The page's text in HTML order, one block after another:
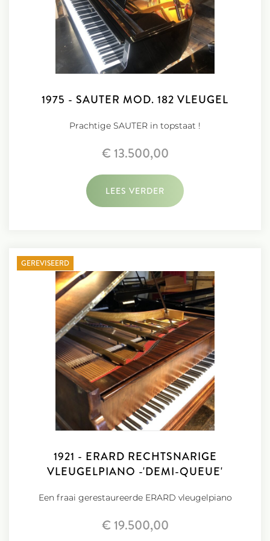
1975 - SAUTER MOD. 182 VLEUGEL
Prachtige SAUTER in topstaat !
€ 13.500,00
LEES VERDER
GEREVISEERD
1921 - ERARD RECHTSNARIGE
VLEUGELPIANO -'DEMI-QUEUE'
Een fraai gerestaureerde ERARD vleugelpiano
€ 19.500,00